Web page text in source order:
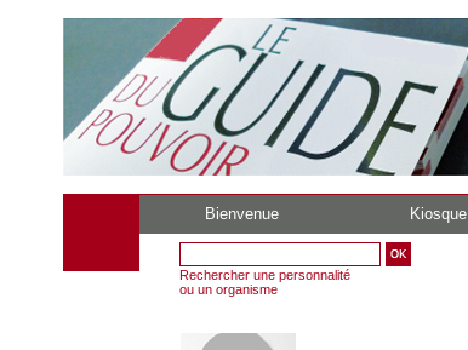
Bienvenue Kiosque
Rechercher une personnalité
ou un organisme